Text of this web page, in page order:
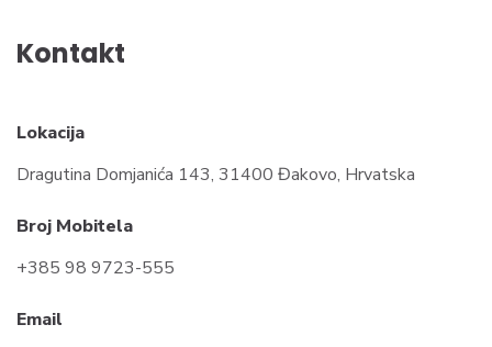
Kontakt
Lokacija
Dragutina Domjanića 143, 31400 Đakovo, Hrvatska
Broj Mobitela
+385 98 9723-555
Email